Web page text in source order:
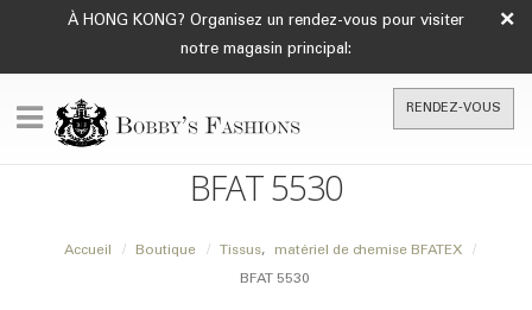
À HONG KONG? Organisez un rendez-vous pour visiter
notre magasin principal:
×
RENDEZ-VOUS
BFAT 5530
Accueil Boutique Tissus, matériel de chemise BFATEX
BFAT 5530